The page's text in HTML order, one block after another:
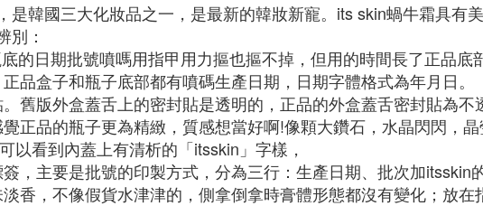
是韓國三大化妝品之一，是最新的韓妝新寵。its skin蝸牛霜具有美
別：
的日期批號噴嗎用指甲用力摳也摳不掉，但用的時間長了正品底
品盒子和瓶子底部都有噴碼生產日期，日期字體格式為年月日。
舊版外盒蓋舌上的密封貼是透明的，正品的外盒蓋舌密封貼為不
正品的瓶子更為精緻，質感想當好啊!像顆大鑽石，水晶閃閃，
以看到內蓋上有清析的「itsskin」字樣，
，主要是批號的印製方式，分為三行：生產日期、批次加itsskin
香，不像假貨水津津的，側拿倒拿時膏體形態都沒有變化；放在